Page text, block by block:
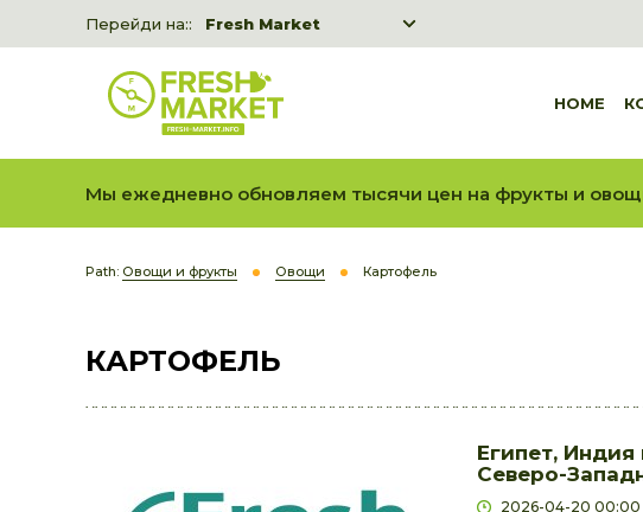
Перейди на::
Fresh Market
Fresh Market event B2B
HOME
Мы ежедневно обновляем тысячи цен на фрукты и
Path: Овощи и фрукты Овощи Картофель
КАРТОФЕЛЬ
Египет,
Северо-
2026-04-20 00:00